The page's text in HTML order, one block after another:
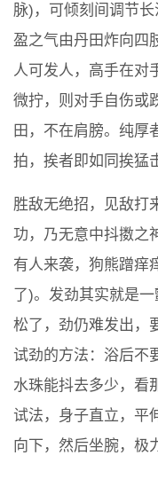
脉)，可倾刻间调节
盈之气由丹田炸向四
人可发人，高手在对
微拧，则对手自伤或
田，不在肩膀。纯厚
拍，挨者即如同挨猛
胜敌无绝招，见敌打
功，乃无意中抖擞之
有人来袭，狗熊蹭痒
了)。发劲其实就是
松了，劲仍难发出，
试劲的方法：浴后不
水珠能抖去多少，看
试法，身子直立，平
向下，然后坐腕，极